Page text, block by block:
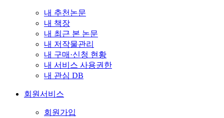
내 추천논문
내 책장
내 최근 본 논문
내 저작물관리
내 구매·신청 현황
내 서비스 사용권한
내 관심 DB
회원서비스
회원가입